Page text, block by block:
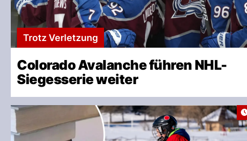
Trotz Verletzung
Colorado Avalanche führen NHL-
Siegesserie weiter